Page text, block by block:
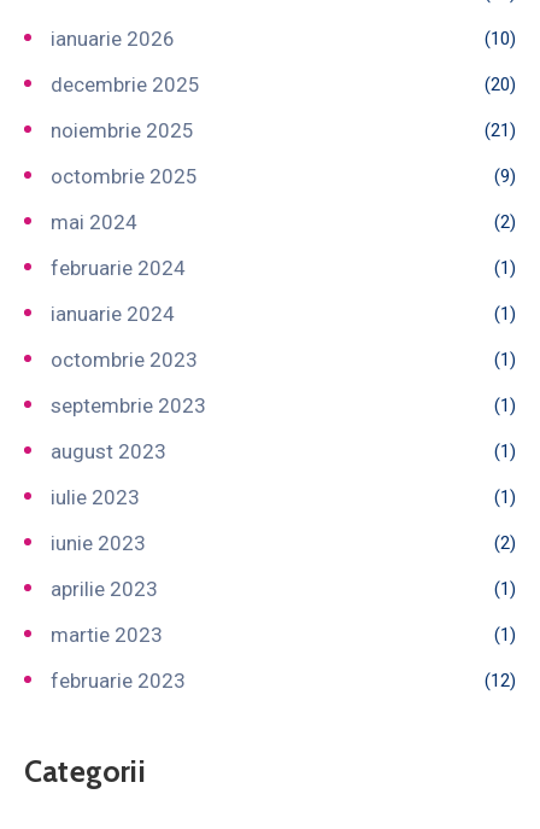
ianuarie 2026 (10)
decembrie 2025 (20)
noiembrie 2025 (21)
octombrie 2025 (9)
mai 2024 (2)
februarie 2024 (1)
ianuarie 2024 (1)
octombrie 2023 (1)
septembrie 2023 (1)
august 2023 (1)
iulie 2023 (1)
iunie 2023 (2)
aprilie 2023 (1)
martie 2023 (1)
februarie 2023 (12)
Categorii